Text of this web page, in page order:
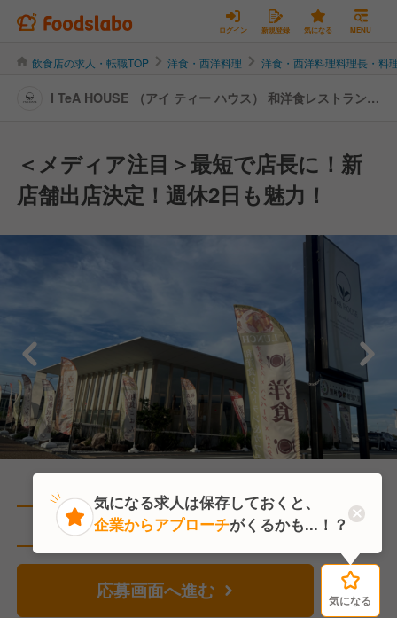
ログイン 新規登録 気になる MENU
飲食店の求人・転職TOP 洋食・西洋料理 洋食・西洋料理料理長・料
I TeA HOUSE （アイ ティー ハウス） 和洋食レストラン＆
＜メディア注目＞最短で店長に！新
店舗出店決定！週休2日も魅力！
直近1人がこの求人を検討中
応募画面へ進む 気になる
気になる
気になる求人は保存しておくと、
企業からアプローチがくるかも...！？